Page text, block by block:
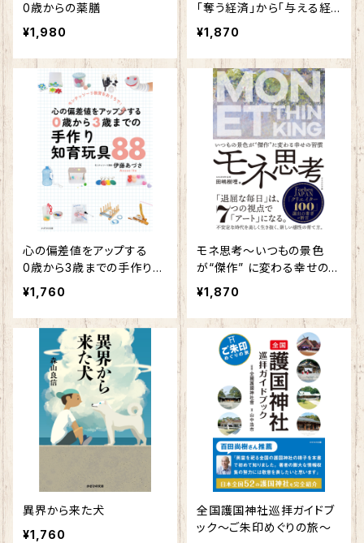
0歳からの薬膳
¥1,980
「奪う経済」から「与える経
済」へ～
¥1,870
心の偏差値をアップする
0歳から3歳までの手作り知
育玩具８８～モンテッソーリ
教育をおうちで！～
¥1,760
モネ思考～いつもの景色
が“傑作” に変わる幸せの習
慣～
¥1,870
異界から来た犬
¥1,760
全国護国神社巡拝ガイドブ
ック～ご朱印めぐりの旅～